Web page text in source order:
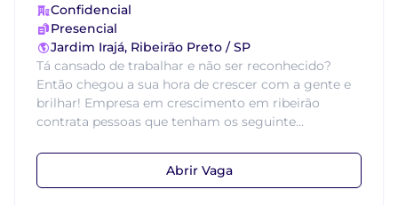
Confidencial
Presencial
Jardim Irajá, Ribeirão Preto / SP
Tá cansado de trabalhar e não ser reconhecido?
Então chegou a sua hora de crescer com a gente e
brilhar! Empresa em crescimento em ribeirão
contrata pessoas que tenham os seguinte...
Abrir Vaga